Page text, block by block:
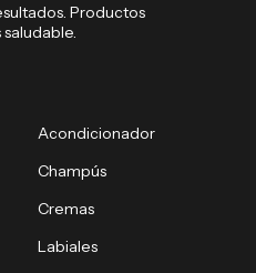
Productos
Acondicionador
Champús
Cremas
Labiales